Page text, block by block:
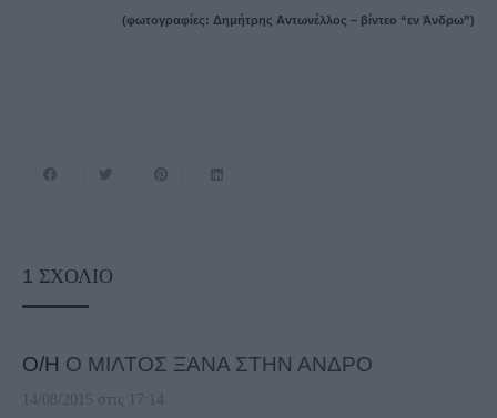
(φωτογραφίες: Δημήτρης Αντωνέλλος – βίντεο “εν Άνδρω”)
1 ΣΧΌΛΙΟ
Ο/Η Ο ΜΙΛΤΟΣ ΞΑΝΑ ΣΤΗΝ ΑΝΔΡΟ
14/08/2015 στις 17:14